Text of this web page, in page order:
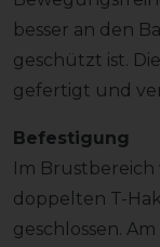
besser an den
geschützt ist.
gefertigt und
Befestigung
Im Brustbereich
doppelten T-
geschlossen.